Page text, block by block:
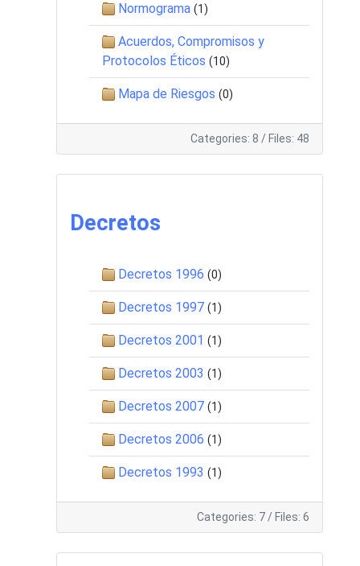
Normograma (1)
Acuerdos, Compromisos y
Protocolos Éticos (10)
Mapa de Riesgos (0)
Categories: 8 / Files: 48
Decretos
Decretos 1996 (0)
Decretos 1997 (1)
Decretos 2001 (1)
Decretos 2003 (1)
Decretos 2007 (1)
Decretos 2006 (1)
Decretos 1993 (1)
Categories: 7 / Files: 6